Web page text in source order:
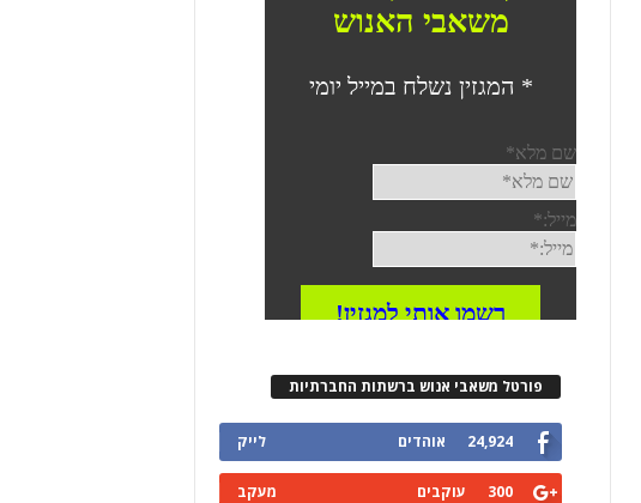
פורטל משאבי אנוש ברשתות החברתיות
24,924 אוהדים לייק
300 עוקבים מעקב